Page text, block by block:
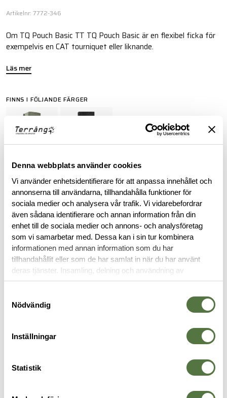
Denna webbplats använder cookies
Vi använder enhetsidentifierare för att anpassa innehållet och
annonserna till användarna, tillhandahålla funktioner för
sociala medier och analysera vår trafik. Vi vidarebefordrar
även sådana identifierare och annan information från din
enhet till de sociala medier och annons- och analysföretag
som vi samarbetar med. Dessa kan i sin tur kombinera
informationen med annan information som du har
tillhandahållit eller som de har samlat in när du har använt
deras tjänster. Insamling, delning och användning av
personuppgifter kan användas för personalisering av
Nödvändig
Inställningar
Statistik
Artikelnr: 7772-346
Om TQ Pouch Basic TT TQ Pouch Basic är en flexibel ficka för
exempelvis en CAT tourniquet eller liknande.
Läs mer
FINNS I FÖLJANDE FÄRGER
BESKRIVNING
SPECIFIKATIONER
RECENSIONER
OM VARUMÄRKET
FICKOR & HÅLLARE